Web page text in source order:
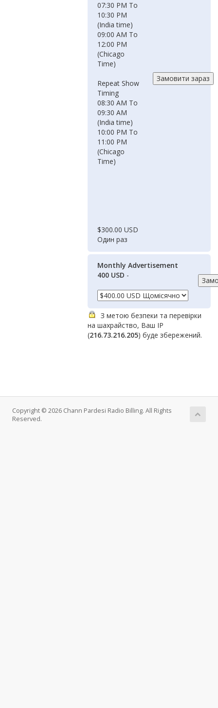
07:30 PM To
10:30 PM
(India time)
09:00 AM To
12:00 PM
(Chicago
Time)
Repeat Show
Timing
08:30 AM To
09:30 AM
(India time)
10:00 PM To
11:00 PM
(Chicago
Time)
$300.00 USD
Один раз
Monthly Advertisement
400 USD -
З метою безпеки та перевірки
на шахрайство, Ваш IP
(216.73.216.205) буде збережений.
Copyright © 2026 Chann Pardesi Radio Billing. All Rights
Reserved.